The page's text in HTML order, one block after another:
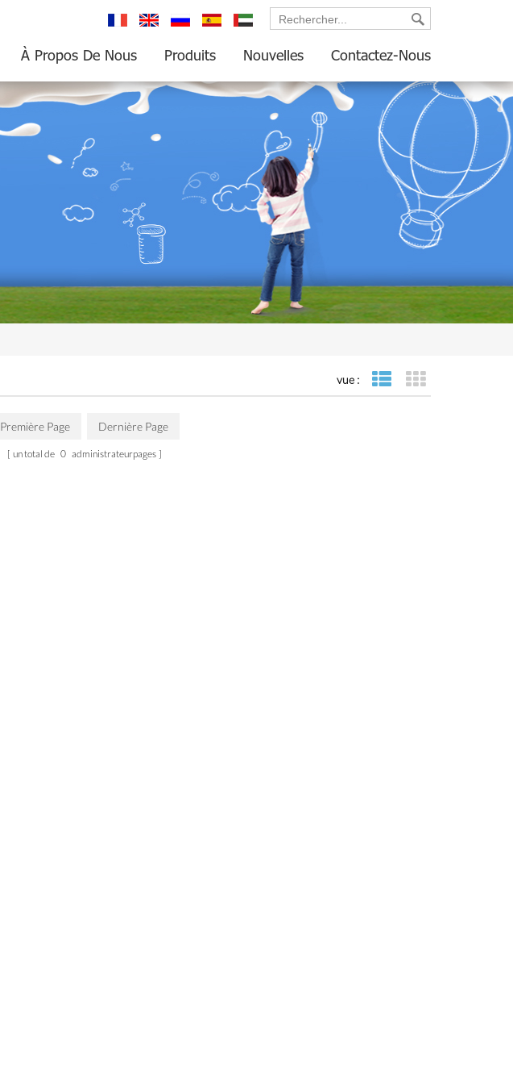
À Propos De Nous Produits Nouvelles Contactez-Nous
vue : vue de liste
Première Page Dernière Page
un total de 0 administrateurpages